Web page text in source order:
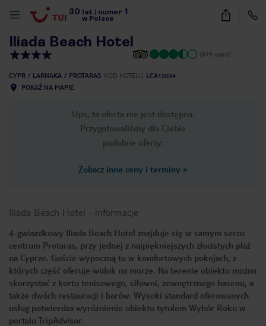
30 lat numer 1
w Polsce
46
Iliada Beach Hotel
(849 opinii)
CYPR LARNAKA PROTARAS KOD HOTELU LCA15034
POKAŻ NA MAPIE
Ups, ta oferta nie jest dostępna.
Przygotowaliśmy dla Ciebie
podobne oferty:
Zobacz inne ceny i terminy »
Iliada Beach Hotel - informacje
4-gwiazdkowy Iliada Beach Hotel znajduje się w samym sercu
centrum Protaras, przy jednej z najpiękniejszych złocistych plaż
na Cyprze. Goście wypoczną tu w komfortowych pokojach, z
których część oferuje widok na morze. Na terenie obiektu można
skorzystać z kortu tenisowego, siłowni, zewnętrznego basenu, a
także dwóch restauracji i barów. Wysoki standard oferowanych
usług potwierdza wyróżnienie obiektu tytułem Wybór Roku w
portalu TripAdvisor.